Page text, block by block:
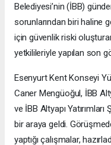
Belediyesi’nin (İBB)
sorunlarından biri haline
için güvenlik riski
yetkilileriyle yapılan son
Esenyurt Kent Konseyi
Caner Mengüoğul, İBB
ve İBB Altyapı
bir araya geldi.
yaptığı çalışmalar,